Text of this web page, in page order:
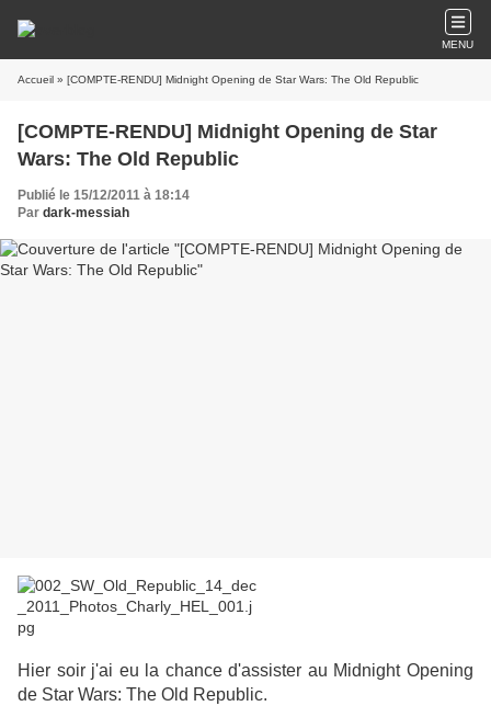
MENU
Accueil » [COMPTE-RENDU] Midnight Opening de Star Wars: The Old Republic
[COMPTE-RENDU] Midnight Opening de Star
Wars: The Old Republic
Publié le 15/12/2011 à 18:14
Par dark-messiah
Hier soir j'ai eu la chance d'assister au Midnight Opening
de Star Wars: The Old Republic.